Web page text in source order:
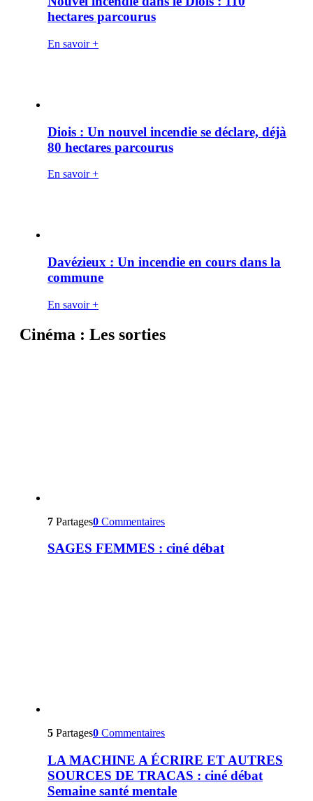
hectares parcourus
En savoir +
Diois : Un nouvel incendie se déclare, déjà
80 hectares parcourus
En savoir +
Davézieux : Un incendie en cours dans la
commune
En savoir +
Cinéma : Les sorties
7 Partages0 Commentaires
SAGES FEMMES : ciné débat
5 Partages0 Commentaires
LA MACHINE A ÉCRIRE ET AUTRES
SOURCES DE TRACAS : ciné débat
Semaine santé mentale